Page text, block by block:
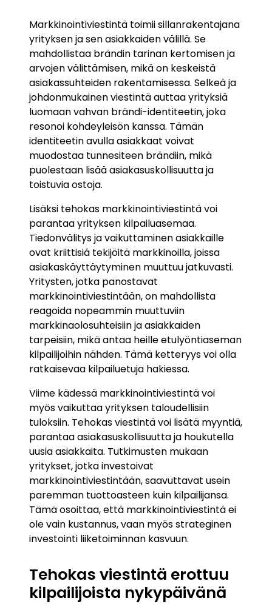
Markkinointiviestintä toimii sillanrakentajana
yrityksen ja sen asiakkaiden välillä. Se
mahdollistaa brändin tarinan kertomisen ja
arvojen välittämisen, mikä on keskeistä
asiakassuhteiden rakentamisessa. Selkeä ja
johdonmukainen viestintä auttaa yrityksiä
luomaan vahvan brändi-identiteetin, joka
resonoi kohdeyleisön kanssa. Tämän
identiteetin avulla asiakkaat voivat
muodostaa tunnesiteen brändiin, mikä
puolestaan lisää asiakasuskollisuutta ja
toistuvia ostoja.
Lisäksi tehokas markkinointiviestintä voi
parantaa yrityksen kilpailuasemaa.
Tiedonvälitys ja vaikuttaminen asiakkaille
ovat kriittisiä tekijöitä markkinoilla, joissa
asiakaskäyttäytyminen muuttuu jatkuvasti.
Yritysten, jotka panostavat
markkinointiviestintään, on mahdollista
reagoida nopeammin muuttuviin
markkinaolosuhteisiin ja asiakkaiden
tarpeisiin, mikä antaa heille etulyöntiaseman
kilpailijoihin nähden. Tämä ketteryys voi olla
ratkaisevaa kilpailuetuja hakiessa.
Viime kädessä markkinointiviestintä voi
myös vaikuttaa yrityksen taloudellisiin
tuloksiin. Tehokas viestintä voi lisätä myyntiä,
parantaa asiakasuskollisuutta ja houkutella
uusia asiakkaita. Tutkimusten mukaan
yritykset, jotka investoivat
markkinointiviestintään, saavuttavat usein
paremman tuottoasteen kuin kilpailijansa.
Tämä osoittaa, että markkinointiviestintä ei
ole vain kustannus, vaan myös strateginen
investointi liiketoiminnan kasvuun.
Tehokas viestintä erottuu
kilpailijoista nykypäivänä